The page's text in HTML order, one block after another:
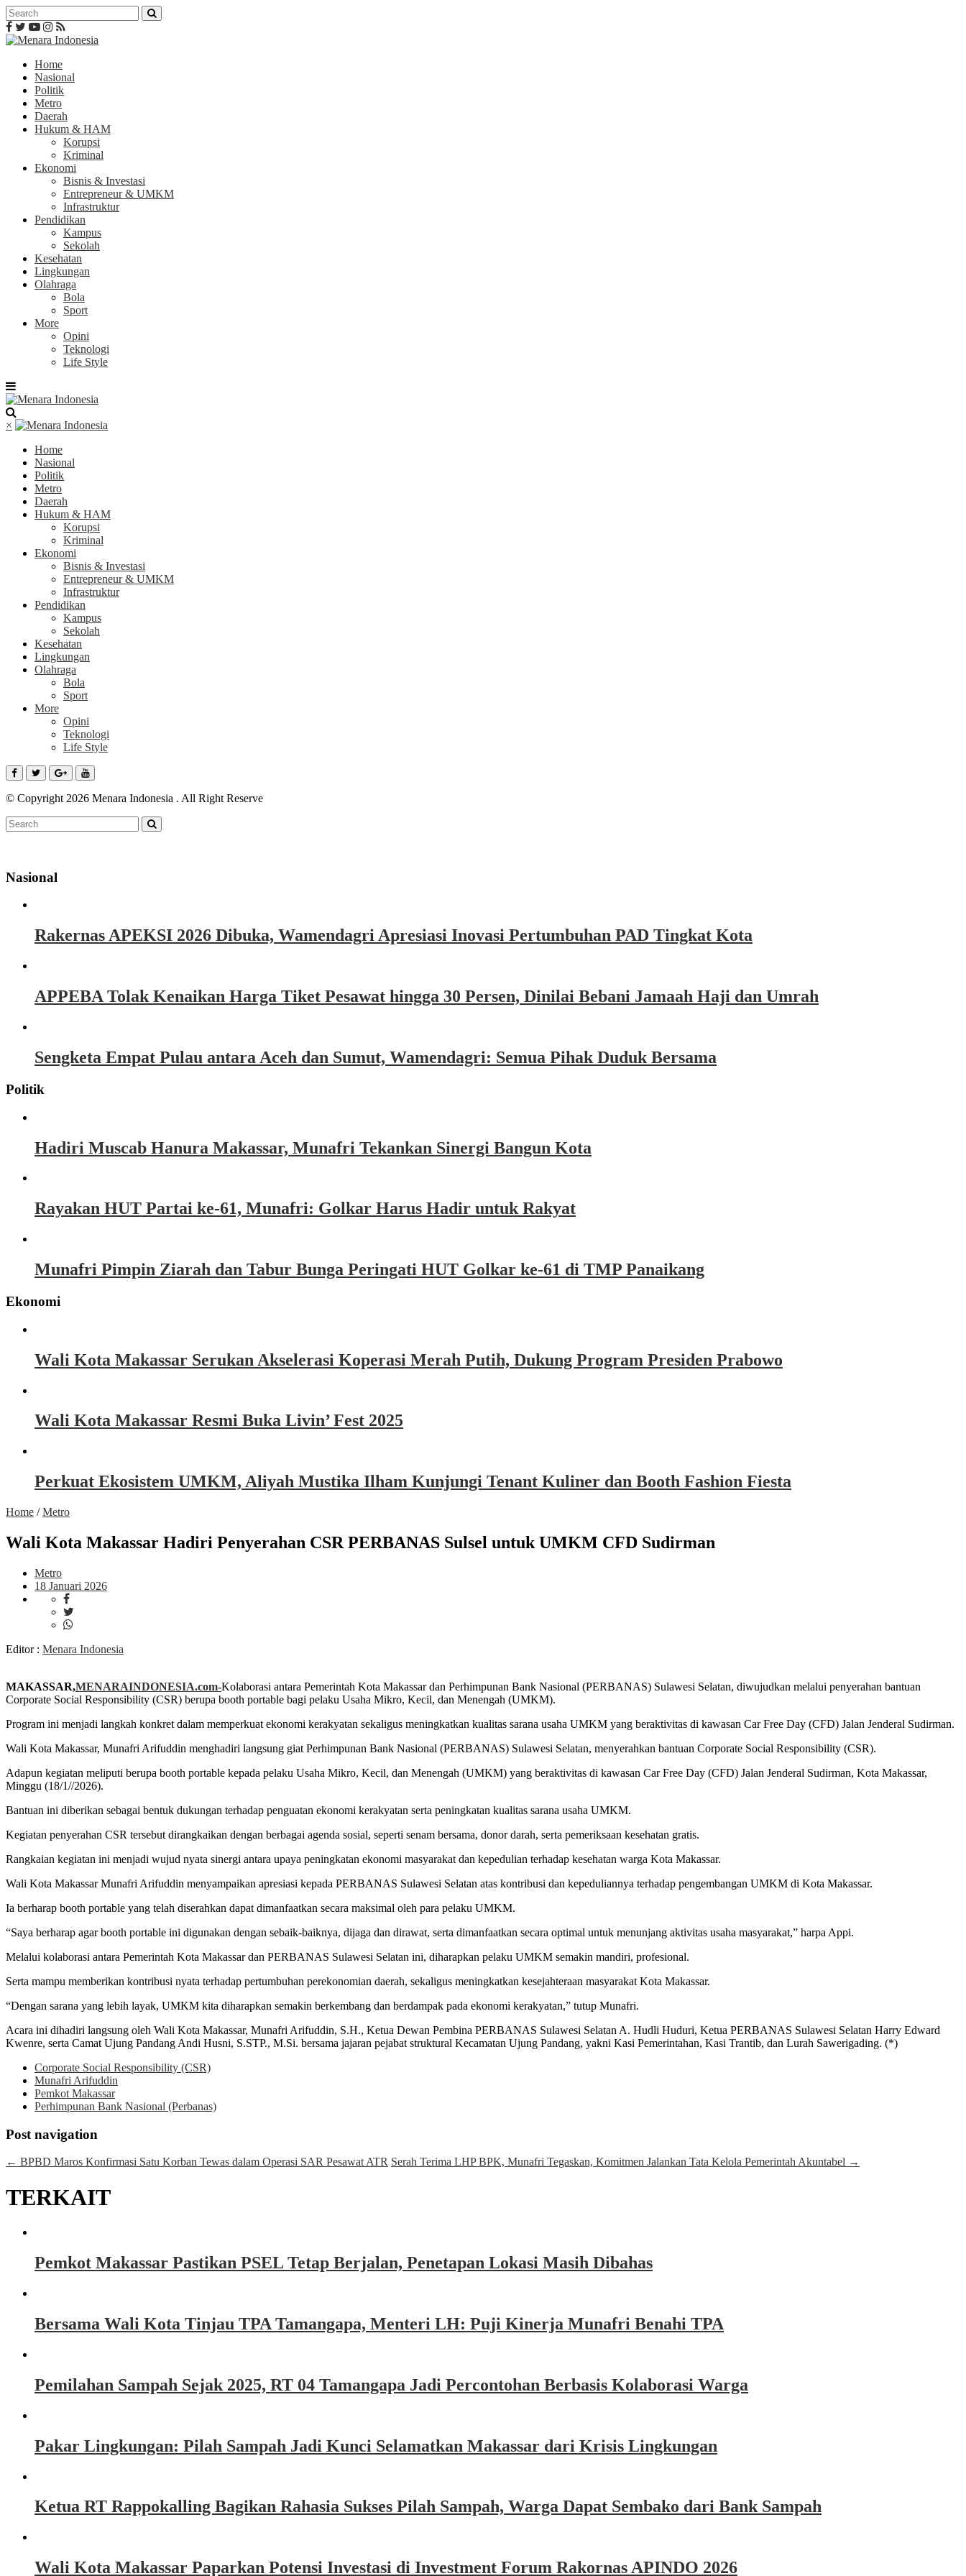
Home
Nasional
Politik
Metro
Daerah
Hukum & HAM
Korupsi
Kriminal
Ekonomi
Bisnis & Investasi
Entrepreneur & UMKM
Infrastruktur
Pendidikan
Kampus
Sekolah
Kesehatan
Lingkungan
Olahraga
Bola
Sport
More
Opini
Teknologi
Life Style
×
Home
Nasional
Politik
Metro
Daerah
Hukum & HAM
Korupsi
Kriminal
Ekonomi
Bisnis & Investasi
Entrepreneur & UMKM
Infrastruktur
Pendidikan
Kampus
Sekolah
Kesehatan
Lingkungan
Olahraga
Bola
Sport
More
Opini
Teknologi
Life Style
© Copyright 2026 Menara Indonesia . All Right Reserve
Nasional
Rakernas APEKSI 2026 Dibuka, Wamendagri Apresiasi Inovasi Pertumbuhan PAD Tingkat Kota
APPEBA Tolak Kenaikan Harga Tiket Pesawat hingga 30 Persen, Dinilai Bebani Jamaah Haji dan Umrah
Sengketa Empat Pulau antara Aceh dan Sumut, Wamendagri: Semua Pihak Duduk Bersama
Politik
Hadiri Muscab Hanura Makassar, Munafri Tekankan Sinergi Bangun Kota
Rayakan HUT Partai ke-61, Munafri: Golkar Harus Hadir untuk Rakyat
Munafri Pimpin Ziarah dan Tabur Bunga Peringati HUT Golkar ke-61 di TMP Panaikang
Ekonomi
Wali Kota Makassar Serukan Akselerasi Koperasi Merah Putih, Dukung Program Presiden Prabowo
Wali Kota Makassar Resmi Buka Livin’ Fest 2025
Perkuat Ekosistem UMKM, Aliyah Mustika Ilham Kunjungi Tenant Kuliner dan Booth Fashion Fiesta
Home /Metro
Wali Kota Makassar Hadiri Penyerahan CSR PERBANAS Sulsel untuk UMKM CFD Sudirman
Metro
18 Januari 2026
Editor : Menara Indonesia
MAKASSAR,MENARAINDONESIA.com-Kolaborasi antara Pemerintah Kota Makassar dan Perhimpunan Bank Nasional (PERBANAS) Sulawesi Selatan, diwujudkan melalui penyerahan bantuan
Corporate Social Responsibility (CSR) berupa booth portable bagi pelaku Usaha Mikro, Kecil, dan Menengah (UMKM).
Program ini menjadi langkah konkret dalam memperkuat ekonomi kerakyatan sekaligus meningkatkan kualitas sarana usaha UMKM yang beraktivitas di kawasan Car Free Day (CFD) Jalan Jenderal Sudirman.
Wali Kota Makassar, Munafri Arifuddin menghadiri langsung giat Perhimpunan Bank Nasional (PERBANAS) Sulawesi Selatan, menyerahkan bantuan Corporate Social Responsibility (CSR).
Adapun kegiatan meliputi berupa booth portable kepada pelaku Usaha Mikro, Kecil, dan Menengah (UMKM) yang beraktivitas di kawasan Car Free Day (CFD) Jalan Jenderal Sudirman, Kota Makassar,
Minggu (18/1//2026).
Bantuan ini diberikan sebagai bentuk dukungan terhadap penguatan ekonomi kerakyatan serta peningkatan kualitas sarana usaha UMKM.
Kegiatan penyerahan CSR tersebut dirangkaikan dengan berbagai agenda sosial, seperti senam bersama, donor darah, serta pemeriksaan kesehatan gratis.
Rangkaian kegiatan ini menjadi wujud nyata sinergi antara upaya peningkatan ekonomi masyarakat dan kepedulian terhadap kesehatan warga Kota Makassar.
Wali Kota Makassar Munafri Arifuddin menyampaikan apresiasi kepada PERBANAS Sulawesi Selatan atas kontribusi dan kepeduliannya terhadap pengembangan UMKM di Kota Makassar.
Ia berharap booth portable yang telah diserahkan dapat dimanfaatkan secara maksimal oleh para pelaku UMKM.
“Saya berharap agar booth portable ini digunakan dengan sebaik-baiknya, dijaga dan dirawat, serta dimanfaatkan secara optimal untuk menunjang aktivitas usaha masyarakat,” harpa Appi.
Melalui kolaborasi antara Pemerintah Kota Makassar dan PERBANAS Sulawesi Selatan ini, diharapkan pelaku UMKM semakin mandiri, profesional.
Serta mampu memberikan kontribusi nyata terhadap pertumbuhan perekonomian daerah, sekaligus meningkatkan kesejahteraan masyarakat Kota Makassar.
“Dengan sarana yang lebih layak, UMKM kita diharapkan semakin berkembang dan berdampak pada ekonomi kerakyatan,” tutup Munafri.
Acara ini dihadiri langsung oleh Wali Kota Makassar, Munafri Arifuddin, S.H., Ketua Dewan Pembina PERBANAS Sulawesi Selatan A. Hudli Huduri, Ketua PERBANAS Sulawesi Selatan Harry Edward
Kwenre, serta Camat Ujung Pandang Andi Husni, S.STP., M.Si. bersama jajaran pejabat struktural Kecamatan Ujung Pandang, yakni Kasi Pemerintahan, Kasi Trantib, dan Lurah Sawerigading. (*)
Corporate Social Responsibility (CSR)
Munafri Arifuddin
Pemkot Makassar
Perhimpunan Bank Nasional (Perbanas)
Post navigation
← BPBD Maros Konfirmasi Satu Korban Tewas dalam Operasi SAR Pesawat ATR Serah Terima LHP BPK, Munafri Tegaskan, Komitmen Jalankan Tata Kelola Pemerintah Akuntabel →
TERKAIT
Pemkot Makassar Pastikan PSEL Tetap Berjalan, Penetapan Lokasi Masih Dibahas
Bersama Wali Kota Tinjau TPA Tamangapa, Menteri LH: Puji Kinerja Munafri Benahi TPA
Pemilahan Sampah Sejak 2025, RT 04 Tamangapa Jadi Percontohan Berbasis Kolaborasi Warga
Pakar Lingkungan: Pilah Sampah Jadi Kunci Selamatkan Makassar dari Krisis Lingkungan
Ketua RT Rappokalling Bagikan Rahasia Sukses Pilah Sampah, Warga Dapat Sembako dari Bank Sampah
Wali Kota Makassar Paparkan Potensi Investasi di Investment Forum Rakornas APINDO 2026